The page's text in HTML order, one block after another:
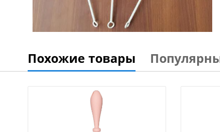
Похожие товары